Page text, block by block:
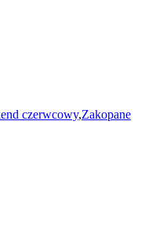
czerwcowy,Zakopane